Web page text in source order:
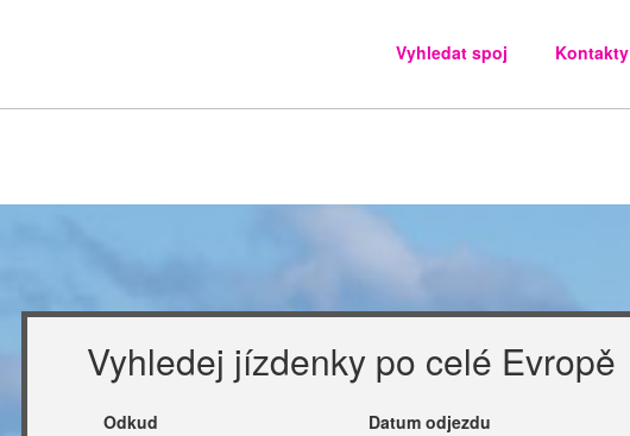
Vyhledat spoj Kontakty
Vyhledej jízdenky po celé Evropě
Odkud
Datum odjezdu